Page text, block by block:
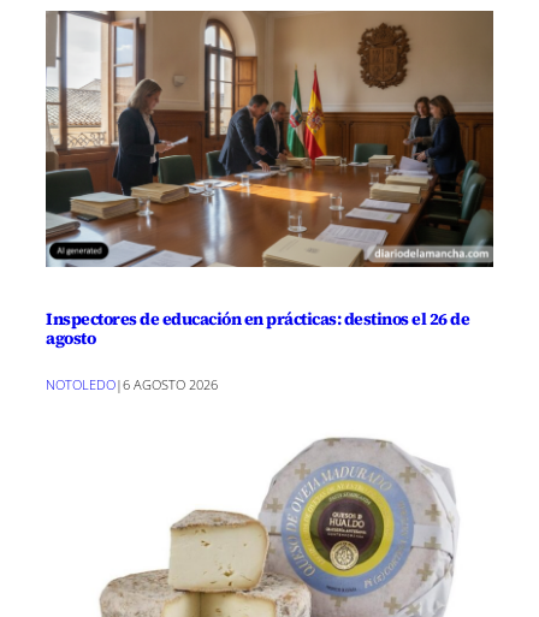
Inspectores de educación en prácticas: destinos el 26 de
agosto
NOTOLEDO|6 AGOSTO 2026